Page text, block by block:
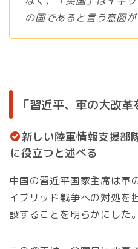
の国であると言う意図が
「習近平、軍の大改革
新しい陸軍情報支援部
に役立つと述べる
中国の習近平国家主席は軍
イブリッド戦争への対処を
設することを明らかにした。